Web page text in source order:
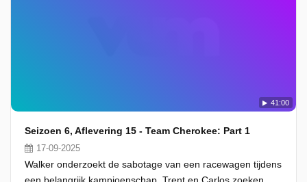
41:00
Seizoen 6, Aflevering 15 - Team Cherokee: Part 1
17-09-2025
Walker onderzoekt de sabotage van een racewagen tijdens